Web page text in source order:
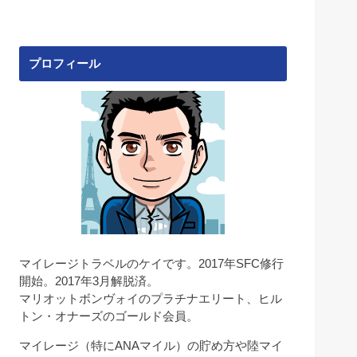
プロフィール
マイレージトラベルのケイです。2017年SFC修行
開始。2017年3月解脱済。
マリオットボンヴォイのプラチナエリート、ヒル
トン・オナーズのゴールド会員。
マイレージ（特にANAマイル）の貯め方や陸マイ